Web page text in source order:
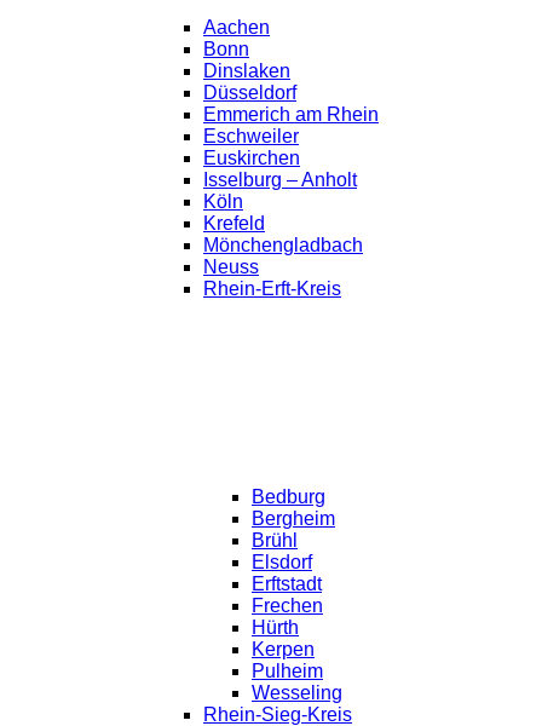
Aachen
Bonn
Dinslaken
Düsseldorf
Emmerich am Rhein
Eschweiler
Euskirchen
Isselburg – Anholt
Köln
Krefeld
Mönchengladbach
Neuss
Rhein-Erft-Kreis
Bedburg
Bergheim
Brühl
Elsdorf
Erftstadt
Frechen
Hürth
Kerpen
Pulheim
Wesseling
Rhein-Sieg-Kreis